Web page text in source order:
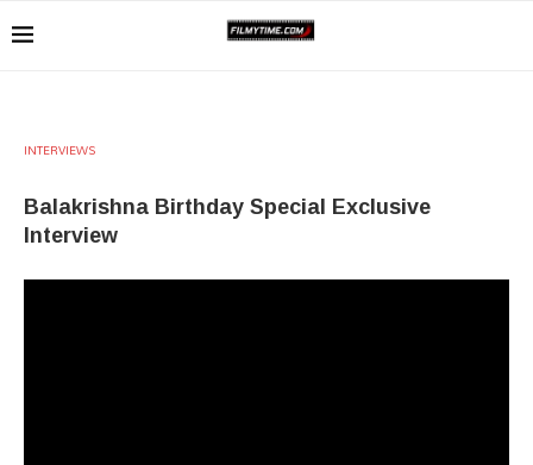
INTERVIEWS
Balakrishna Birthday Special Exclusive
Interview